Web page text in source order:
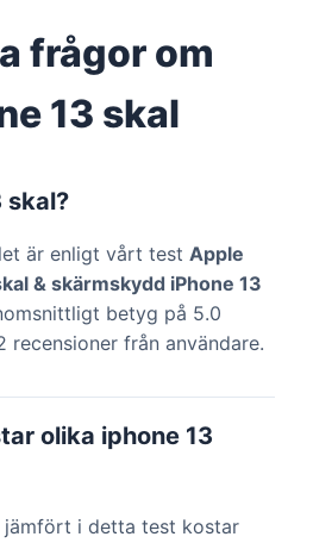
frågor om
13 skal
skal?
är enligt vårt test Apple
& skärmskydd iPhone 13
betyg på 5.0
recensioner från användare.
olika iphone 13
jämfört i detta test kostar